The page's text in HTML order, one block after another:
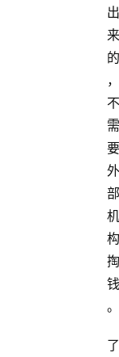
出
来
的
，
不
需
要
外
部
机
构
掏
钱
。
了